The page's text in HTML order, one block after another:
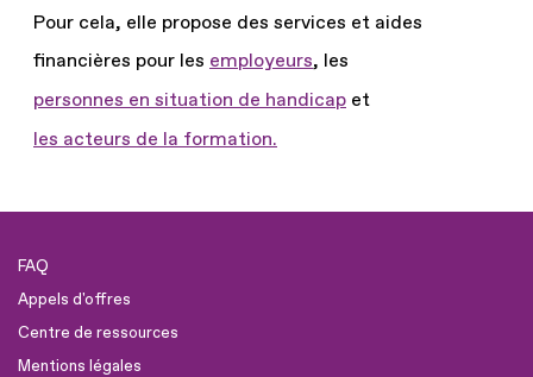
Pour cela, elle propose des services et aides
financières pour les employeurs, les
personnes en situation de handicap et
les acteurs de la formation.
FAQ
Appels d'offres
Centre de ressources
Mentions légales